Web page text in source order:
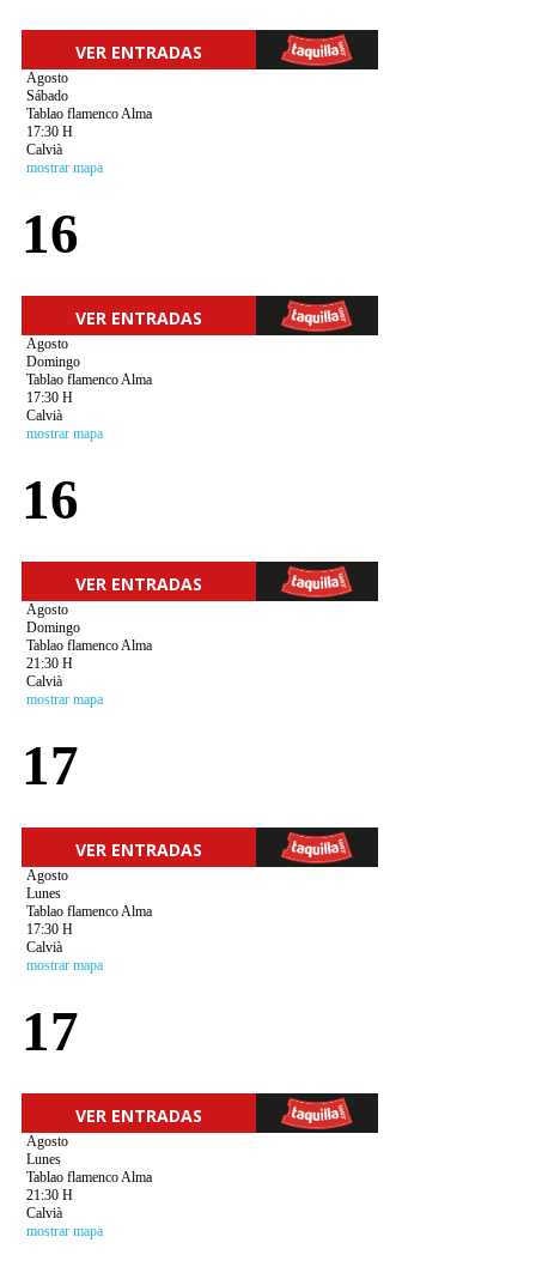
VER ENTRADAS
Agosto
Sábado
Tablao flamenco Alma
17:30 H
Calvià
mostrar mapa
16
VER ENTRADAS
Agosto
Domingo
Tablao flamenco Alma
17:30 H
Calvià
mostrar mapa
16
VER ENTRADAS
Agosto
Domingo
Tablao flamenco Alma
21:30 H
Calvià
mostrar mapa
17
VER ENTRADAS
Agosto
Lunes
Tablao flamenco Alma
17:30 H
Calvià
mostrar mapa
17
VER ENTRADAS
Agosto
Lunes
Tablao flamenco Alma
21:30 H
Calvià
mostrar mapa